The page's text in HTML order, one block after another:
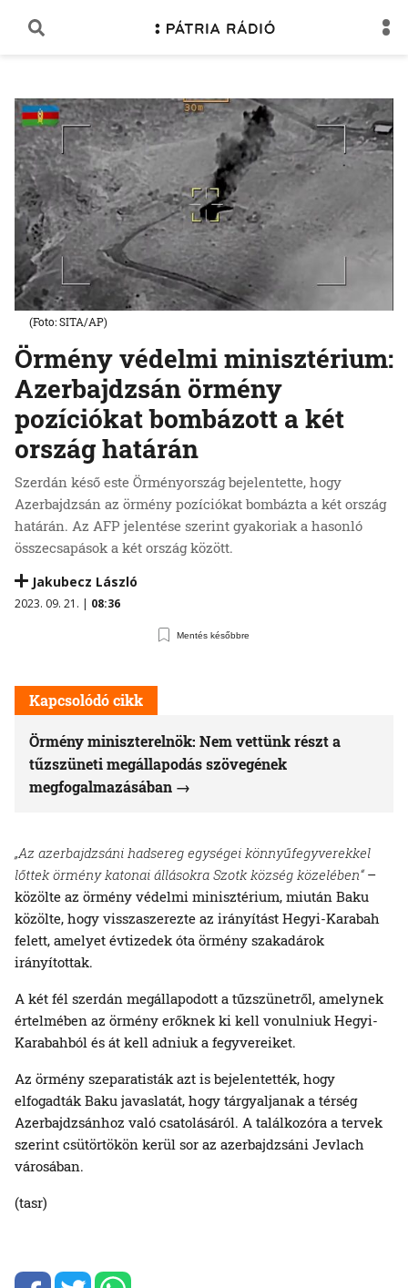
Örmény védelmi minisztérium:
Azerbajdzsán örmény
pozíciókat bombázott a két
ország határán
Szerdán késő este Örményország bejelentette, hogy
Azerbajdzsán az örmény pozíciókat bombázta a két ország
határán. Az AFP jelentése szerint gyakoriak a hasonló
összecsapások a két ország között.
Jakubecz László
2023. 09. 21. | 08:36
Mentés későbbre
(Foto: SITA/AP)
Kapcsolódó cikk
Örmény miniszterelnök: Nem vettünk részt a
tűzszüneti megállapodás szövegének
megfogalmazásában
„Az azerbajdzsáni hadsereg egységei könnyűfegyverekkel
lőttek örmény katonai állásokra Szotk község közelében“–
közölte az örmény védelmi minisztérium, miután Baku
közölte, hogy visszaszerezte az irányítást Hegyi-Karabah
felett, amelyet évtizedek óta örmény szakadárok
irányítottak.
A két fél szerdán megállapodott a tűzszünetről, amelynek
értelmében az örmény erőknek ki kell vonulniuk Hegyi-
Karabahból és át kell adniuk a fegyvereiket.
Az örmény szeparatisták azt is bejelentették, hogy
elfogadták Baku javaslatát, hogy tárgyaljanak a térség
Azerbajdzsánhoz való csatolásáról. A találkozóra a tervek
szerint csütörtökön kerül sor az azerbajdzsáni Jevlach
városában.
(tasr)